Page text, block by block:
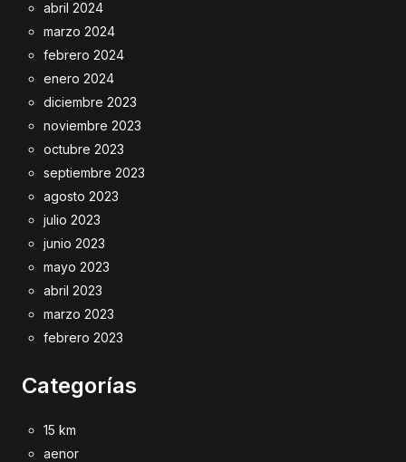
abril 2024
marzo 2024
febrero 2024
enero 2024
diciembre 2023
noviembre 2023
octubre 2023
septiembre 2023
agosto 2023
julio 2023
junio 2023
mayo 2023
abril 2023
marzo 2023
febrero 2023
Categorías
15 km
aenor